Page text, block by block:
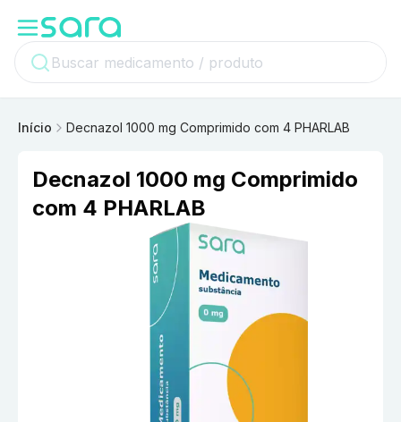
Início Decnazol 1000 mg Comprimido com 4 PHARLAB
Decnazol 1000 mg Comprimido
com 4 PHARLAB